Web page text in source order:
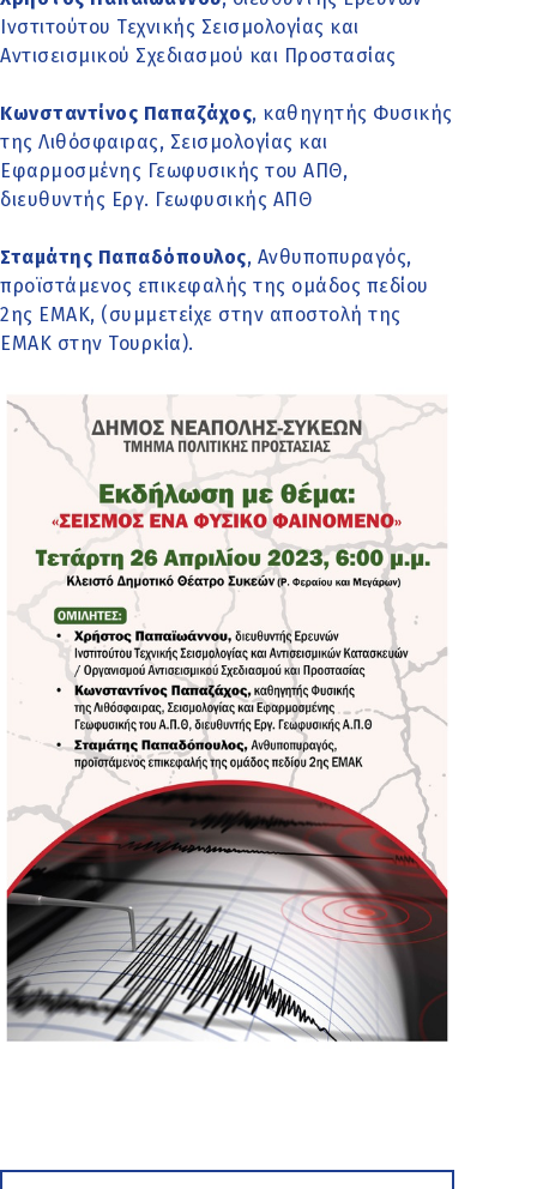
Ινστιτούτου Τεχνικής Σεισμολογίας και
Αντισεισμικού Σχεδιασμού και Προστασίας
Κωνσταντίνος Παπαζάχος, καθηγητής Φυσικής
της Λιθόσφαιρας, Σεισμολογίας και
Εφαρμοσμένης Γεωφυσικής του ΑΠΘ,
διευθυντής Εργ. Γεωφυσικής ΑΠΘ
Σταμάτης Παπαδόπουλος, Ανθυποπυραγός,
προϊστάμενος επικεφαλής της ομάδος πεδίου
2ης ΕΜΑΚ, (συμμετείχε στην αποστολή της
ΕΜΑΚ στην Τουρκία).